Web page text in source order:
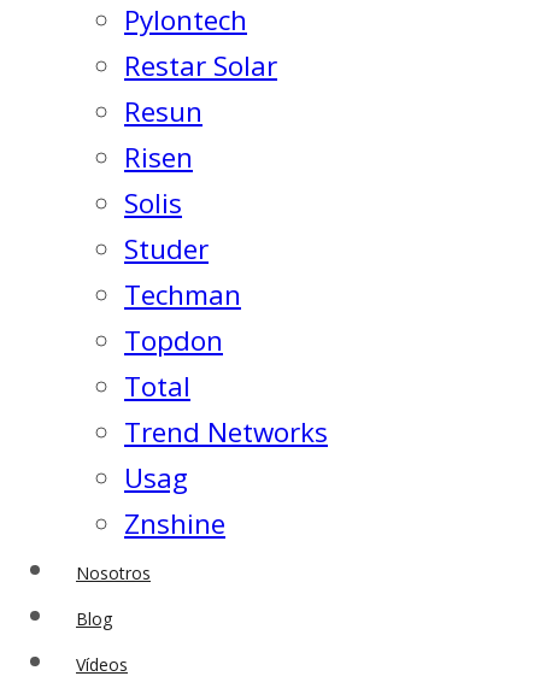
Pylontech
Restar Solar
Resun
Risen
Solis
Studer
Techman
Topdon
Total
Trend Networks
Usag
Znshine
Nosotros
Blog
Vídeos